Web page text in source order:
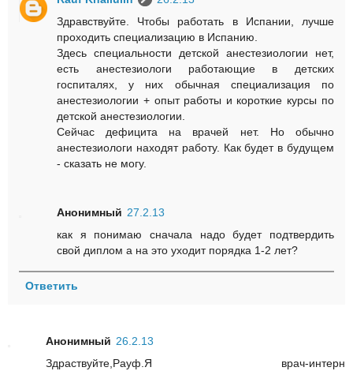
Здравствуйте. Чтобы работать в Испании, лучше
проходить специализацию в Испанию.
Здесь специальности детской анестезиологии нет,
есть анестезиологи работающие в детских
госпиталях, у них обычная специализация по
анестезиологии + опыт работы и короткие курсы по
детской анестезиологии.
Сейчас дефицита на врачей нет. Но обычно
анестезиологи находят работу. Как будет в будущем
- сказать не могу.
Анонимный 27.2.13
как я понимаю сначала надо будет подтвердить
свой диплом а на это уходит порядка 1-2 лет?
Ответить
Анонимный 26.2.13
Здраствуйте,Рауф.Я врач-интерн